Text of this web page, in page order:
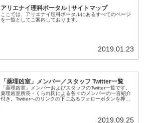
アリエナイ理科ポータル | サイトマップ
ここでは、アリエナイ理科ポータルにあるすべてのページ
を一覧としてご案内しております。
2019.01.23
「薬理凶室」メンバー／スタッフ Twitter一覧
「薬理凶室」メンバーおよびスタッフのTwitter一覧です。
薬理凶室所長・くられ氏による各々のメンバーの一言紹介
付き。Twitterへのリンクの下にあるフォローボタンを押す
2019.09.25